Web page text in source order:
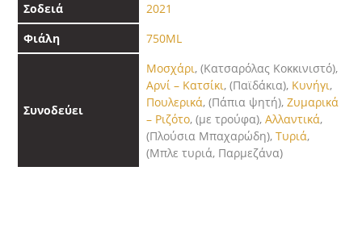
Σοδειά
2021
Φιάλη
750ML
Συνοδεύει
Μοσχάρι, (Κατσαρόλας Kοκκινιστό),
Αρνί – Κατσίκι, (Παϊδάκια), Κυνήγι,
Πουλερικά, (Πάπια ψητή), Ζυμαρικά
– Ριζότο, (με τρούφα), Αλλαντικά,
(Πλούσια Μπαχαρώδη), Τυριά,
(Μπλε τυριά, Παρμεζάνα)